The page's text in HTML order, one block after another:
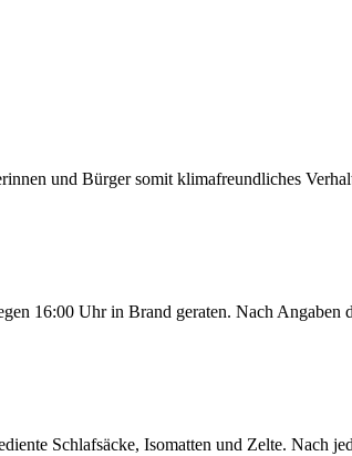
und Bürger somit klimafreundliches
16:00 Uhr in Brand geraten. Nach Angaben
Schlafsäcke, Isomatten und Zelte. Nach